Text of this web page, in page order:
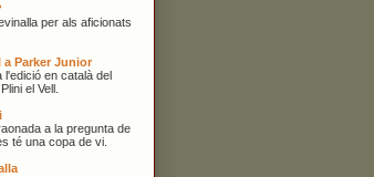
per als aficionats
a Parker Junior
l'edició en català del
el Vell.
a la pregunta de
té una copa de vi.